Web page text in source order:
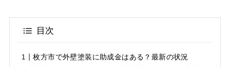
目次
枚方市で外壁塗装に助成金はある？最新の状況